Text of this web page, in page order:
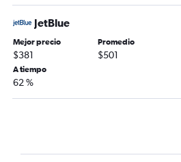
JetBlue
Mejor precio
$381
Promedio
$501
A tiempo
62 %